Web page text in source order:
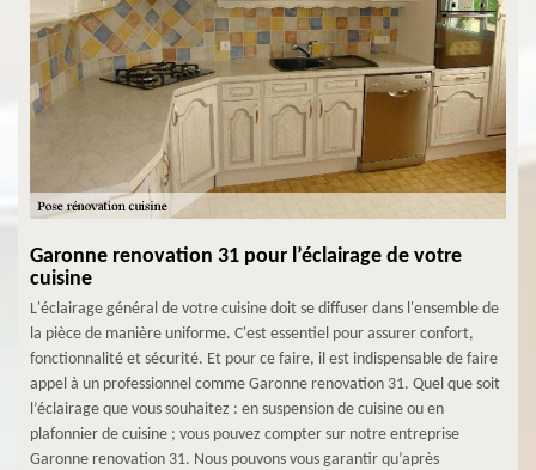
Garonne renovation 31 pour l’éclairage de votre
cuisine
L'éclairage général de votre cuisine doit se diffuser dans l'ensemble de
la pièce de manière uniforme. C'est essentiel pour assurer confort,
fonctionnalité et sécurité. Et pour ce faire, il est indispensable de faire
appel à un professionnel comme Garonne renovation 31. Quel que soit
l’éclairage que vous souhaitez : en suspension de cuisine ou en
plafonnier de cuisine ; vous pouvez compter sur notre entreprise
Garonne renovation 31. Nous pouvons vous garantir qu’après